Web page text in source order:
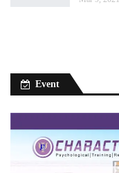
Event